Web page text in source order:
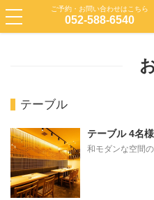
ご予約・お問い合わせはこちら
052-588-6540
テーブル
テーブル4名様
和モダンな空間